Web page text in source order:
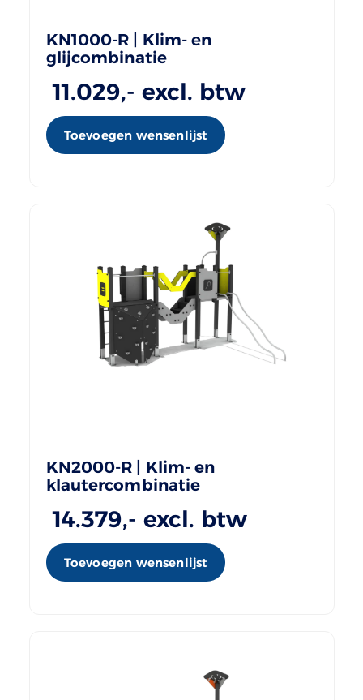
KN1000-R | Klim- en
glijcombinatie
11.029,- excl. btw
Toevoegen wensenlijst
KN2000-R | Klim- en
klautercombinatie
14.379,- excl. btw
Toevoegen wensenlijst